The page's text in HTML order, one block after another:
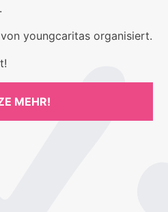
youngcaritas organisiert.
MEHR!